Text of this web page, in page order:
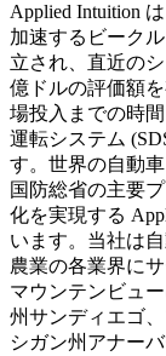
Applied Intuition
加速するビーク
立され、直近の
億ドルの評価額
場投入までの時
運転システム
す。世界の自動
国防総省の主要
化を実現する
います。当社は
農業の各業界に
マウンテンビュ
州サンディエゴ
シガン州アナー